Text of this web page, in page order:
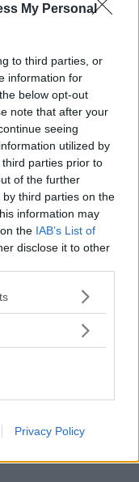
My Personal
to third parties, or
information for
below opt-out
note that after your
seeing
utilized by
parties prior to
of the further
third parties on the
information may
the IAB’s List of
disclose it to other
or more Google
You may click to
in below Google
Privacy Policy
coronapandemin.
ska konkurrera
520
Edition-
räckvidd per
miljoner kronor
kortare räckvidd
Arizona som just
bilar per år. På
att kunna bygga
13 000
R1T tidigare i